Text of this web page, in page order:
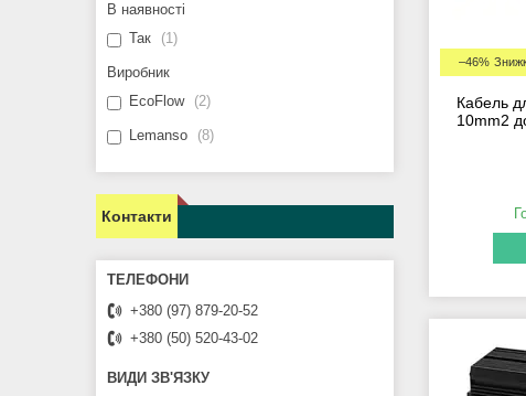
–46%
Кабель
10mm2
В наявності
Так
1
Виробник
EcoFlow
2
Lemanso 8
Контакти
+380 (97) 879-20-52
+380 (50) 520-43-02